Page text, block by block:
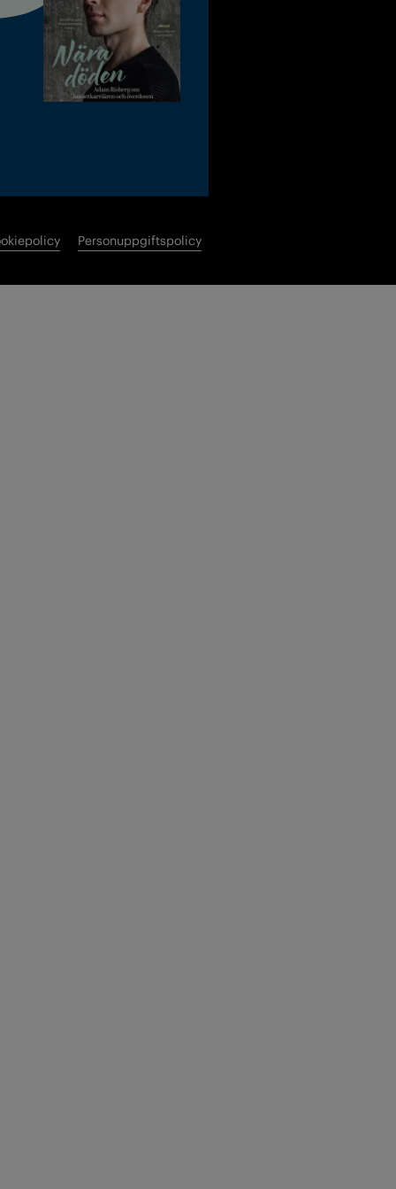
Personuppgiftspolicy